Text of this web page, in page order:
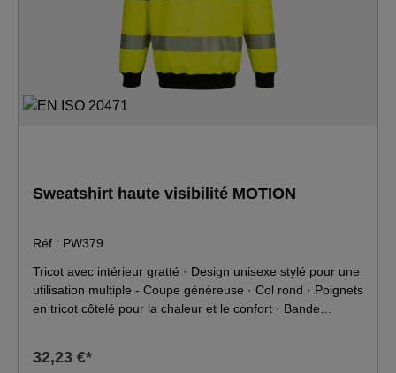
Sweatshirt haute visibilité MOTION
Réf : PW379
Tricot avec intérieur gratté · Design unisexe stylé pour une
utilisation multiple - Coupe généreuse · Col rond · Poignets
en tricot côtelé pour la chaleur et le confort · Bande
Tissu classé 40+ UPF bloquant 98% des rayons UV ·
32,23 €*